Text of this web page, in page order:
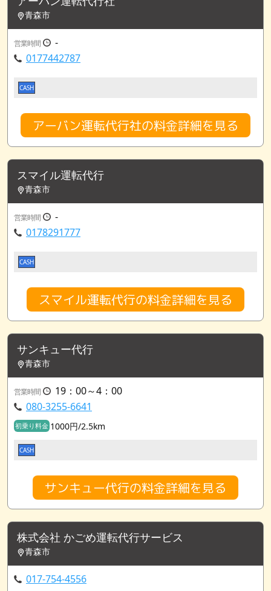
青森市
営業時間
-
0177442787
CASH
アーバン運転代行社の料金詳細を見る
スマイル運転代行
青森市
営業時間
-
0178291777
CASH
スマイル運転代行の料金詳細を見る
サンキュー代行
青森市
営業時間
19：00～4：00
080-3255-6641
初乗り料金 1000円/2.5km
CASH
サンキュー代行の料金詳細を見る
株式会社 かごめ運転代行サービス
青森市
017-754-4556